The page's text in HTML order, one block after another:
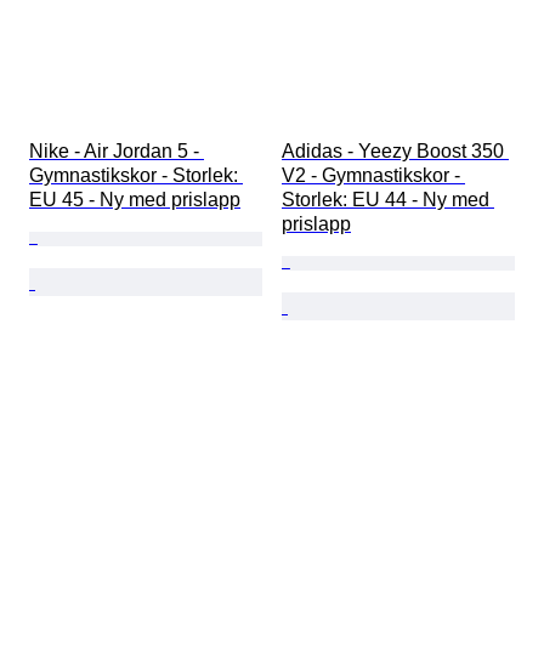
Nike - Air Jordan 5 -
Gymnastikskor - Storlek:
EU 45 - Ny med prislapp
Adidas - Yeezy Boost 350
V2 - Gymnastikskor -
Storlek: EU 44 - Ny med
prislapp